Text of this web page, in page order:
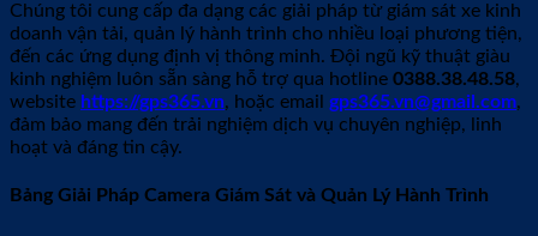
Chúng tôi cung cấp đa dạng các giải pháp từ giám sát xe kinh
doanh vận tải, quản lý hành trình cho nhiều loại phương tiện,
đến các ứng dụng định vị thông minh. Đội ngũ kỹ thuật giàu
kinh nghiệm luôn sẵn sàng hỗ trợ qua hotline 0388.38.48.58,
website https://gps365.vn, hoặc email gps365.vn@gmail.com,
đảm bảo mang đến trải nghiệm dịch vụ chuyên nghiệp, linh
hoạt và đáng tin cậy.
Bảng Giải Pháp Camera Giám Sát và Quản Lý Hành Trình